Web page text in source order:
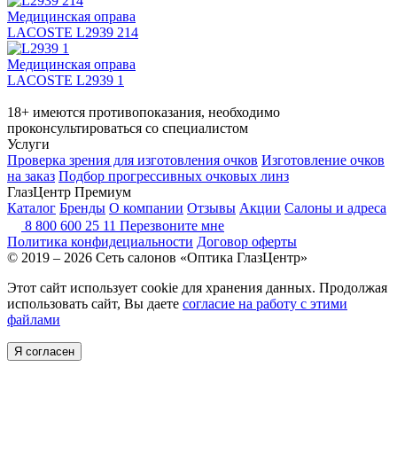
Медицинская оправа
LACOSTE L2939 214
Медицинская оправа
LACOSTE L2939 1
18+ имеются противопоказания, необходимо
проконсультироваться со специалистом
Услуги
Проверка зрения для изготовления очков Изготовление очков
на заказ Подбор прогрессивных очковых линз
ГлазЦентр Премиум
Каталог Бренды О компании Отзывы Акции Салоны и адреса
8 800 600 25 11 Перезвоните мне
Политика конфидециальности Договор оферты
© 2019 – 2026 Сеть салонов «Оптика ГлазЦентр»
Этот сайт использует cookie для хранения данных. Продолжая
использовать сайт, Вы даете согласие на работу с этими
файлами
Я согласен